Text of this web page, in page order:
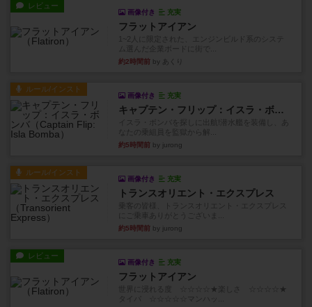
レビュー
画像付き 充実
フラットアイアン
1~2人に限定された、エンジンビルド系のシステ
ム選んだ企業ボードに街で...
約2時間前 by あくり
ルール/インスト
画像付き 充実
キャプテン・フリップ：イスラ・ボンバ
イスラ・ボンバを探しに出航!潜水艦を装備し、あ
なたの乗組員を監獄から解...
約5時間前 by jurong
ルール/インスト
画像付き 充実
トランスオリエント・エクスプレス
乗客の皆様、トランスオリエント・エクスプレス
にご乗車ありがとうございま...
約5時間前 by jurong
レビュー
画像付き 充実
フラットアイアン
世界に浸れる度 ☆☆☆☆★楽しさ ☆☆☆☆★
タイパ ☆☆☆☆☆マンハッ...